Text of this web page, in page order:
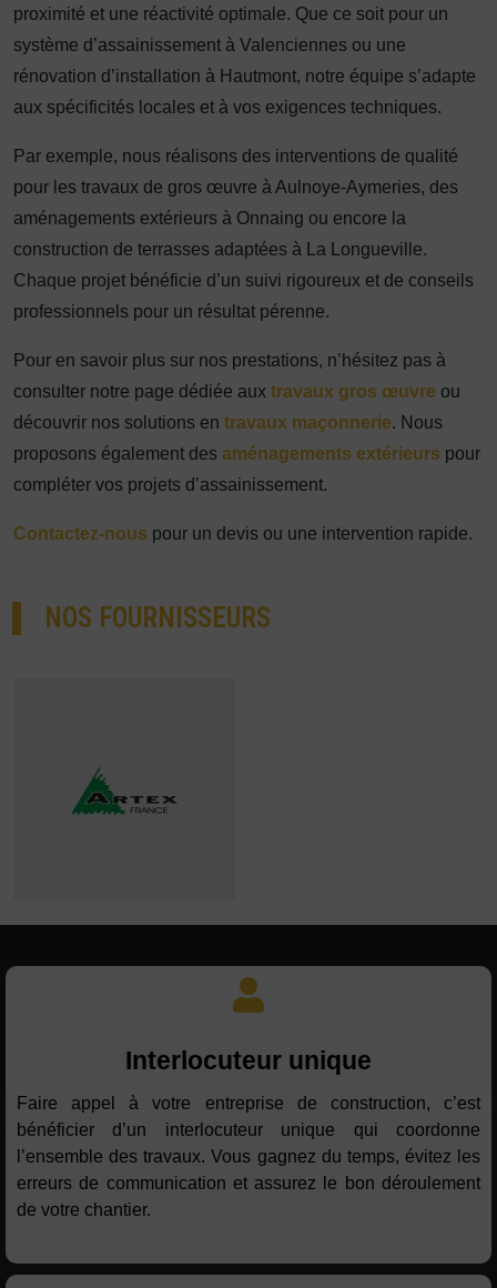
proximité et une réactivité optimale. Que ce soit pour un
système d’assainissement à Valenciennes ou une
rénovation d’installation à Hautmont, notre équipe s’adapte
aux spécificités locales et à vos exigences techniques.
Par exemple, nous réalisons des interventions de qualité
pour les travaux de gros œuvre à Aulnoye-Aymeries, des
aménagements extérieurs à Onnaing ou encore la
construction de terrasses adaptées à La Longueville.
Chaque projet bénéficie d’un suivi rigoureux et de conseils
professionnels pour un résultat pérenne.
Pour en savoir plus sur nos prestations, n’hésitez pas à
consulter notre page dédiée aux travaux gros œuvre ou
découvrir nos solutions en travaux maçonnerie. Nous
proposons également des aménagements extérieurs pour
compléter vos projets d’assainissement.
Contactez-nous pour un devis ou une intervention rapide.
NOS FOURNISSEURS
Interlocuteur unique
Faire appel à votre entreprise de construction, c’est
bénéficier d’un interlocuteur unique qui coordonne
l’ensemble des travaux. Vous gagnez du temps, évitez les
erreurs de communication et assurez le bon déroulement
de votre chantier.